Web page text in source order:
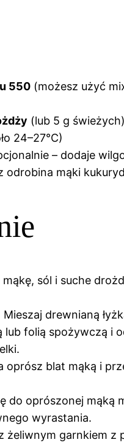
550 (możesz użyć
(lub 5 g świeżych)
24–27°C)
– dodaje
odrobina mąki
mąkę, sól i suche
drewnianą
folią spożywczą i
oprósz blat mąką i
do oprószonej mąką
wyrastania.
żeliwnym garnkiem